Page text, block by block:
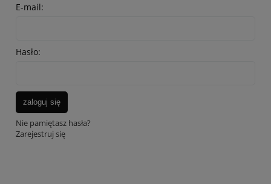
E-mail:
Hasło:
zaloguj się
Nie pamiętasz hasła?
Zarejestruj się